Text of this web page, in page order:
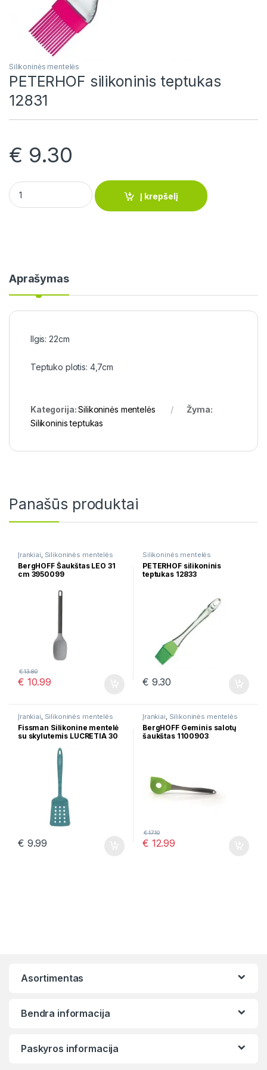
Silikoninės mentelės
PETERHOF silikoninis teptukas
12831
€ 9.30
PETERHOF silikoninis teptukas 12831 quantity
Į krepšelį
Aprašymas
Ilgis: 22cm
Teptuko plotis: 4,7cm
Kategorija:Silikoninės mentelės
Žyma:
Silikoninis teptukas
Panašūs produktai
Įrankiai, Silikoninės mentelės
BergHOFF Šaukštas LEO 31
cm 3950099
€ 10.99
€13.80
Silikoninės mentelės
PETERHOF silikoninis
teptukas 12833
€ 9.30
Įrankiai, Silikoninės mentelės
Fissman Silikonine mentelė
su skylutemis LUCRETIA 30
€ 9.99
Įrankiai, Silikoninės mentelės
BergHOFF Geminis salotų
šaukštas 1100903
€ 12.99
€17.10
Asortimentas
Bendra informacija
Paskyros informacija